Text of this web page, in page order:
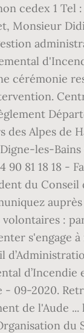
cedex 1 Tel :
Monsieur
cérémonie
des Alpes de
les-Bains
81 18 18 -
du Conseil
:
s'engage
d’Incendie
- 09-2020.
de l'Aude ...
du